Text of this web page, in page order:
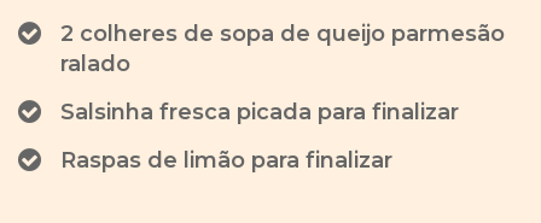
2 colheres de sopa de queijo parmesão
ralado
Salsinha fresca picada para finalizar
Raspas de limão para finalizar